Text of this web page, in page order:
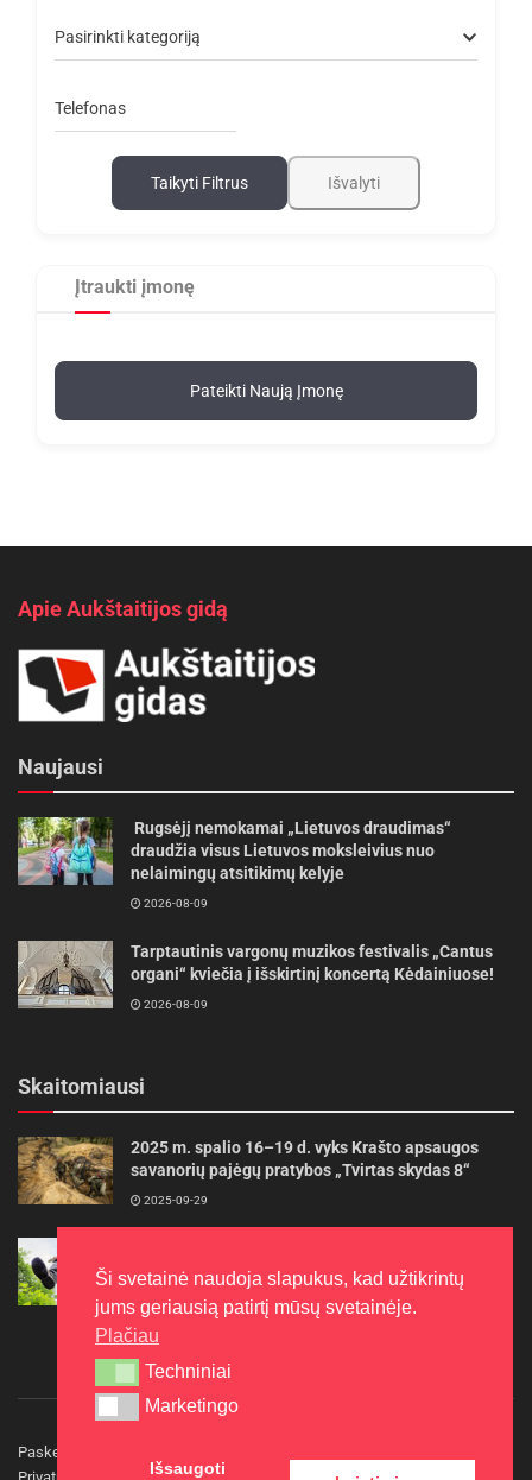
Pasirinkti kategoriją
Telefonas
Taikyti Filtrus Išvalyti
Įtraukti įmonę
Pateikti Naują Įmonę
Apie Aukštaitijos gidą
Naujausi
Rugsėjį nemokamai „Lietuvos draudimas“
draudžia visus Lietuvos moksleivius nuo
nelaimingų atsitikimų kelyje
2026-08-09
Tarptautinis vargonų muzikos festivalis „Cantus
organi“ kviečia į išskirtinį koncertą Kėdainiuose!
2026-08-09
Skaitomiausi
2025 m. spalio 16–19 d. vyks Krašto apsaugos
savanorių pajėgų pratybos „Tvirtas skydas 8“
2025-09-29
ilgiau
2022-06-27
Paskelbkite naujieną
Ši svetainė naudoja slapukus, kad užtikrintų
jums geriausią patirtį mūsų svetainėje.
Plačiau
Techniniai
Techniniai
Marketingo
Marketingo
Išsaugoti